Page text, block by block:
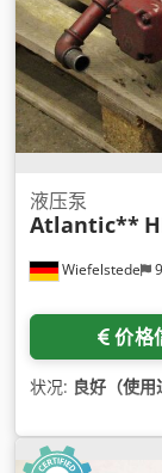
Wiefelstede
液压泵
Atlantic**
价格
状况: 良好（使用